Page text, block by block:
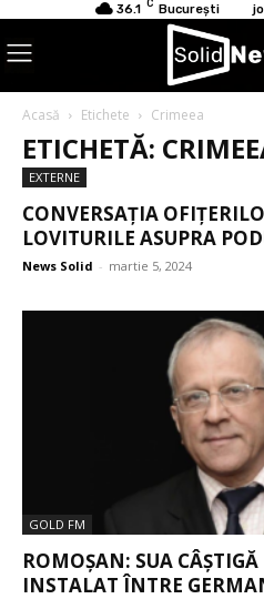
36.1 C București
Acasă Etichete Crimeea
ETICHETĂ:
EXTERNE
CONVERSAȚIA
LOVITURILE ASUPRA
News Solid - martie 5, 2024
GOLD FM
ROMOȘAN: SUA
INSTALAT ÎNTRE